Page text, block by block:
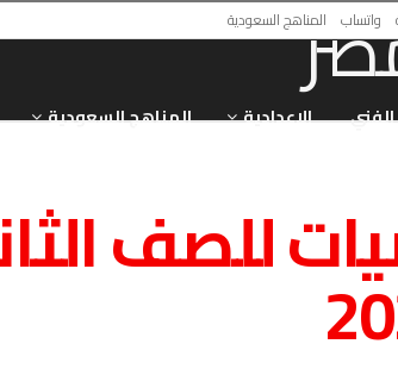
واتساب المناهج السعودية
الاعدادية المناهج السعودية
للصف